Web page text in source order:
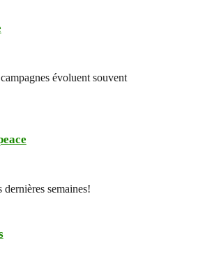
évoluent souvent
semaines!